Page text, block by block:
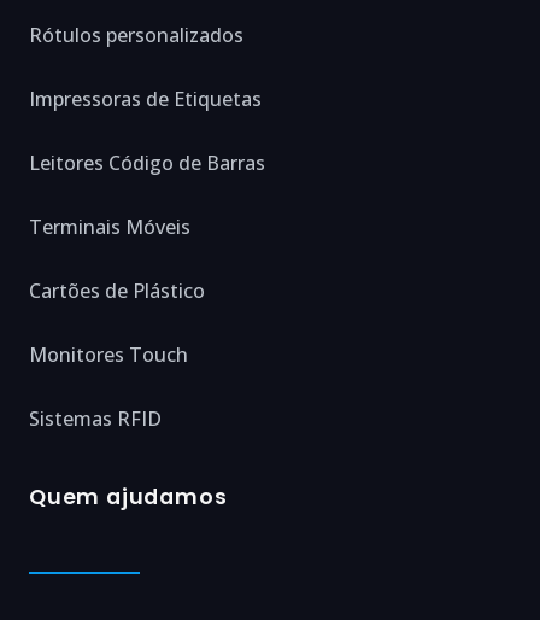
Rótulos personalizados
Impressoras de Etiquetas
Leitores Código de Barras
Terminais Móveis
Cartões de Plástico
Monitores Touch
Sistemas RFID
Quem ajudamos